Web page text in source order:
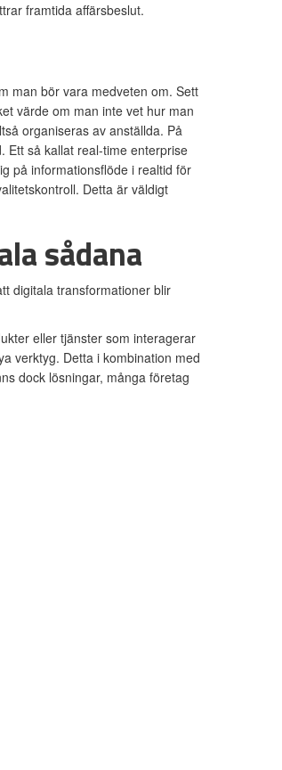
framtida affärsbeslut.
man bör vara medveten om. Sett
värde om man inte vet hur man
organiseras av anställda. På
Ett så kallat real-time enterprise
på informationsflöde i realtid för
Detta är väldigt
sådana
digitala transformationer blir
eller tjänster som interagerar
verktyg. Detta i kombination med
dock lösningar, många företag